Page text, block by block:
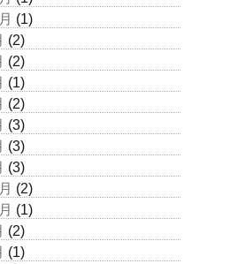
(1)
(2)
(2)
(1)
(2)
(3)
(3)
(3)
(2)
(1)
(2)
(1)